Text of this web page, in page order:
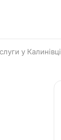
у Калинівці